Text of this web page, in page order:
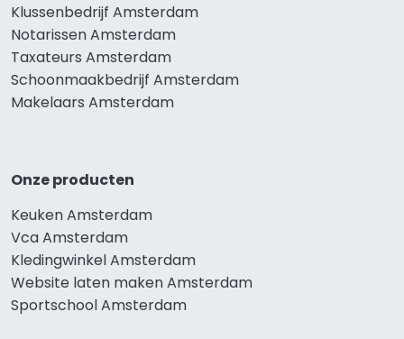
Klussenbedrijf Amsterdam
Notarissen Amsterdam
Taxateurs Amsterdam
Schoonmaakbedrijf Amsterdam
Makelaars Amsterdam
Onze producten
Keuken Amsterdam
Vca Amsterdam
Kledingwinkel Amsterdam
Website laten maken Amsterdam
Sportschool Amsterdam